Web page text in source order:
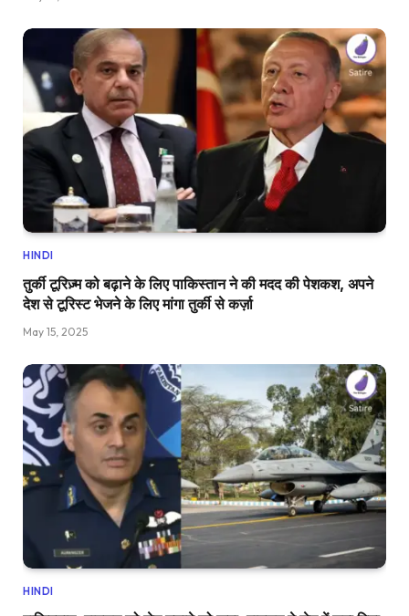
HINDI
तुर्की टूरिज़्म को बढ़ाने के लिए पाकिस्तान ने की मदद की पेशकश, अपने
देश से टूरिस्ट भेजने के लिए मांगा तुर्की से कर्ज़ा
May 15, 2025
HINDI